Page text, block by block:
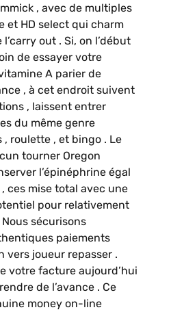
, avec de multiples
et HD select qui charm
out . Si, on l’début
de essayer votre
A parier de
, à cet endroit suivent
, laissent entrer
du même genre
, roulette , et bingo . Le
tourner Oregon
l’épinéphrine égal
ces mise total avec une
pour relativement
sécurisons
paiements
vers joueur repasser .
votre facture aujourd’hui
de l’avance . Ce
money on-line